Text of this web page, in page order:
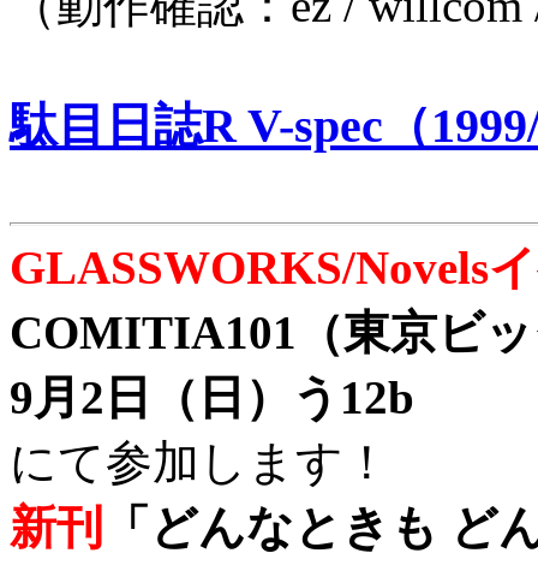
駄目日誌R V-spec（
GLASSWORKS/Novels
COMITIA101（東京ビ
9月2日（日）う12b
にて参加します！
新刊
「どんなときも ど